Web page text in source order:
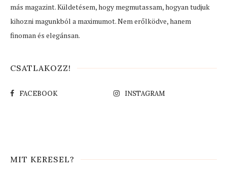
más magazint. Küldetésem, hogy megmutassam, hogyan tudjuk
kihozni magunkból a maximumot. Nem erőlködve, hanem
finoman és elegánsan.
CSATLAKOZZ!
FACEBOOK INSTAGRAM
MIT KERESEL?